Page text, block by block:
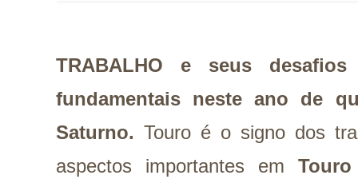
TRABALHO e seus
fundamentais neste ano de
Saturno. Touro é o signo dos
aspectos importantes em